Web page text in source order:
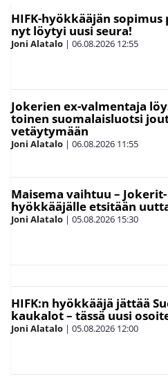
HIFK-hyökkääjän
nyt löytyi uusi seura!
Joni Alatalo | 06.08.2026 12:55
Jokerien ex-valmentaja
toinen suomalaisluotsi
vetäytymään
Joni Alatalo | 06.08.2026 11:55
Maisema vaihtuu – Jokerit-
hyökkääjälle etsitään
Joni Alatalo | 05.08.2026 15:30
HIFK:n hyökkääjä jättää
kaukalot – tässä uusi
Joni Alatalo | 05.08.2026 12:00